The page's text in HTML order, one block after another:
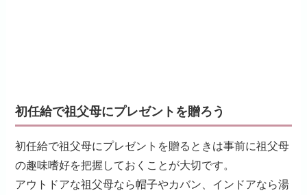
初任給で祖父母にプレゼントを贈ろう
初任給で祖父母にプレゼントを贈るときは事前に祖父母
の趣味嗜好を把握しておくことが大切です。
アウトドアな祖父母なら帽子やカバン、インドアなら湯